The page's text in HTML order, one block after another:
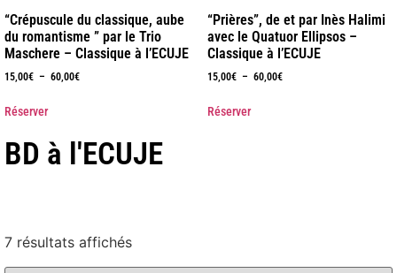
“Crépuscule du classique, aube
du romantisme ” par le Trio
Maschere – Classique à l’ECUJE
15,00€ – 60,00€
Réserver
“Prières”, de et par Inès Halimi
avec le Quatuor Ellipsos –
Classique à l’ECUJE
15,00€ – 60,00€
Réserver
BD à l'ECUJE
7 résultats affichés